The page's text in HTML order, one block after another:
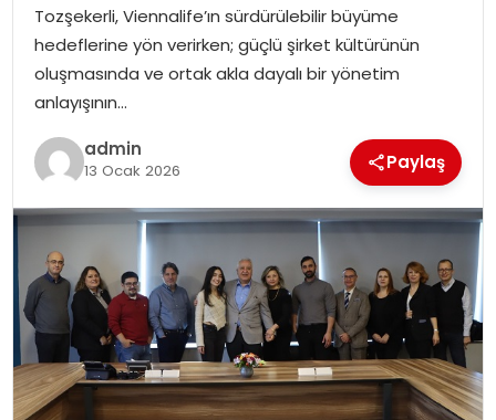
MAGAZIN
DÜNYA
OTOMOBIL
Tozşekerli, Viennalife’ın sürdürülebilir büyüme
hedeflerine yön verirken; güçlü şirket kültürünün
oluşmasında ve ortak akla dayalı bir yönetim
anlayışının…
admin
13 Ocak 2026 Paylaş